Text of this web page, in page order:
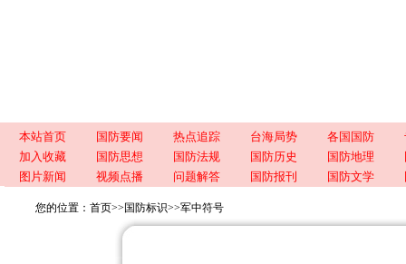
本站首页 国防要闻 热点追踪 台海局势 各国国防
加入收藏
国防思想 国防法规 国防历史 国防地理
图片新闻
视频点播 问题解答 国防报刊 国防文学
您的位置： 首页>> 国防标识>>军中符号